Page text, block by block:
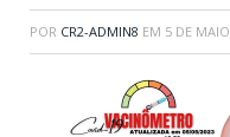
POR CR2-ADMIN8 EM 5 DE